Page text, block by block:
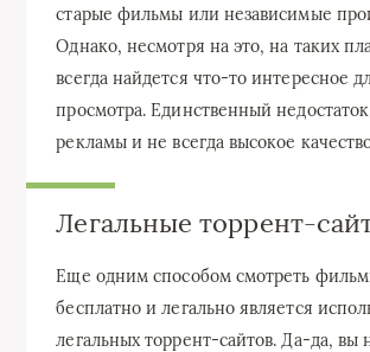
старые фильмы или независимые
Однако, несмотря на это, на таких
всегда найдется что-то интересное
просмотра. Единственный
рекламы и не всегда высокое
Легальные торрент-
Еще одним способом смотреть
бесплатно и легально является
легальных торрент-сайтов. Да-да, вы